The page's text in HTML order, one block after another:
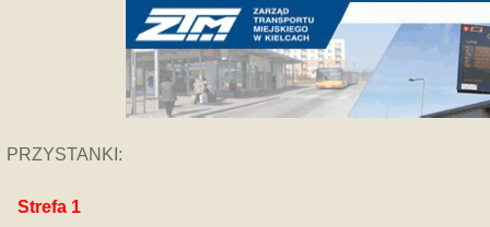
PRZYSTANKI:
Strefa 1